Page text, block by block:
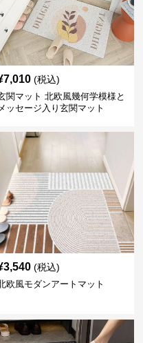
7,010 (税込)
関マット 北欧風幾何学模様と
ッセージ入り玄関マット
3,540 (税込)
欧風モダンアートマット